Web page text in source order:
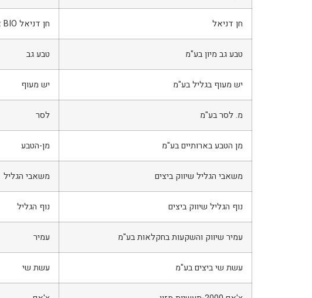
חן דניאל חן דניאל BIO אורמגה
טבע גב מיון בע"מ טבע גב
יש מעוף בגליל בע"מ יש מעוף
מ. לסר בע"מ לסר
מן הטבע בארותיים בע"מ מן-הטבע
משאבי הגליל שיווק ביצים משאבי הגליל
נוף הגליל שיווק ביצים נוף הגליל
עמיר שיווק והשקעות בחקלאות בע"מ עמיר
עשת שי ביצים בע"מ עשת שי